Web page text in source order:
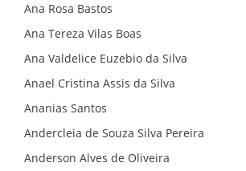
Ana Rosa Bastos
Ana Tereza Vilas Boas
Ana Valdelice Euzebio da Silva
Anael Cristina Assis da Silva
Ananias Santos
Andercleia de Souza Silva Pereira
Anderson Alves de Oliveira